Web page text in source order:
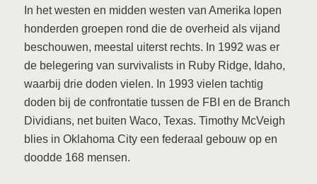
In het westen en midden westen van Amerika lopen
honderden groepen rond die de overheid als vijand
beschouwen, meestal uiterst rechts. In 1992 was er
de belegering van survivalists in Ruby Ridge, Idaho,
waarbij drie doden vielen. In 1993 vielen tachtig
doden bij de confrontatie tussen de FBI en de Branch
Dividians, net buiten Waco, Texas. Timothy McVeigh
blies in Oklahoma City een federaal gebouw op en
doodde 168 mensen.